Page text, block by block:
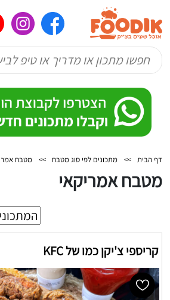
דף הבית >> מתכונים לפי סוג מטבח >> מטבח
מטבח אמריקאי
קריספי צ'יקן כמו של KFC